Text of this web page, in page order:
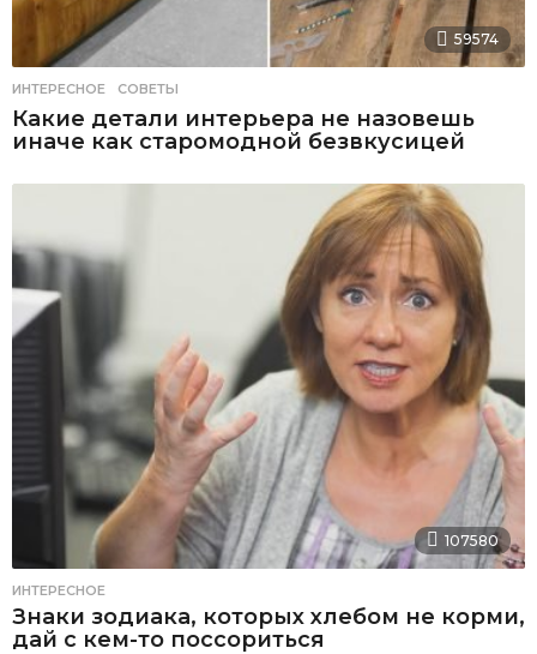
59574
ИНТЕРЕСНОЕ ,СОВЕТЫ
Какие детали интерьера не назовешь
иначе как старомодной безвкусицей
107580
ИНТЕРЕСНОЕ
Знаки зодиака, которых хлебом не корми,
дай с кем-то поссориться